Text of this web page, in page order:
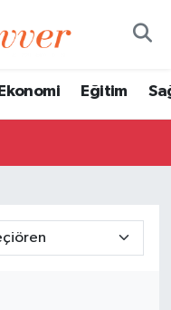
Ekonomi Eğitim